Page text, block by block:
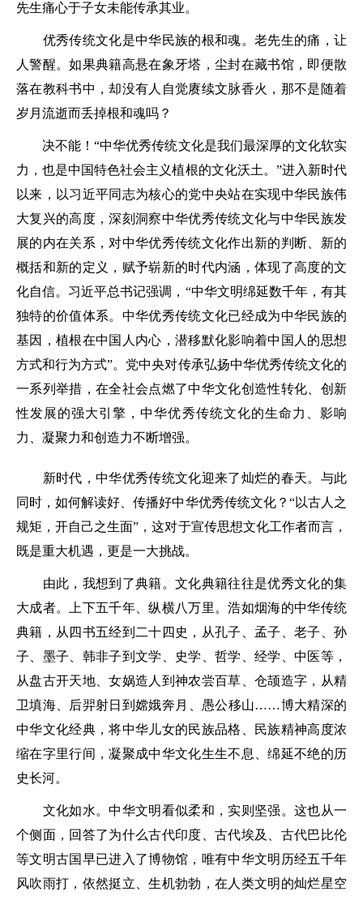
先生痛心于子女未能传承其业。
优秀传统文化是中华民族的根和魂。老先生的痛，让
人警醒。如果典籍高悬在象牙塔，尘封在藏书馆，即便散
落在教科书中，却没有人自觉赓续文脉香火，那不是随着
岁月流逝而丢掉根和魂吗？
决不能！“中华优秀传统文化是我们最深厚的文化软实
力，也是中国特色社会主义植根的文化沃土。”进入新时代
以来，以习近平同志为核心的党中央站在实现中华民族伟
大复兴的高度，深刻洞察中华优秀传统文化与中华民族发
展的内在关系，对中华优秀传统文化作出新的判断、新的
概括和新的定义，赋予崭新的时代内涵，体现了高度的文
化自信。习近平总书记强调，“中华文明绵延数千年，有其
独特的价值体系。中华优秀传统文化已经成为中华民族的
基因，植根在中国人内心，潜移默化影响着中国人的思想
方式和行为方式”。党中央对传承弘扬中华优秀传统文化的
一系列举措，在全社会点燃了中华文化创造性转化、创新
性发展的强大引擎，中华优秀传统文化的生命力、影响
力、凝聚力和创造力不断增强。
新时代，中华优秀传统文化迎来了灿烂的春天。与此
同时，如何解读好、传播好中华优秀传统文化？“以古人之
规矩，开自己之生面”，这对于宣传思想文化工作者而言，
既是重大机遇，更是一大挑战。
由此，我想到了典籍。文化典籍往往是优秀文化的集
大成者。上下五千年、纵横八万里。浩如烟海的中华传统
典籍，从四书五经到二十四史，从孔子、孟子、老子、孙
子、墨子、韩非子到文学、史学、哲学、经学、中医等，
从盘古开天地、女娲造人到神农尝百草、仓颉造字，从精
卫填海、后羿射日到嫦娥奔月、愚公移山……博大精深的
中华文化经典，将中华儿女的民族品格、民族精神高度浓
缩在字里行间，凝聚成中华文化生生不息、绵延不绝的历
史长河。
文化如水。中华文明看似柔和，实则坚强。这也从一
个侧面，回答了为什么古代印度、古代埃及、古代巴比伦
等文明古国早已进入了博物馆，唯有中华文明历经五千年
风吹雨打，依然挺立、生机勃勃，在人类文明的灿烂星空